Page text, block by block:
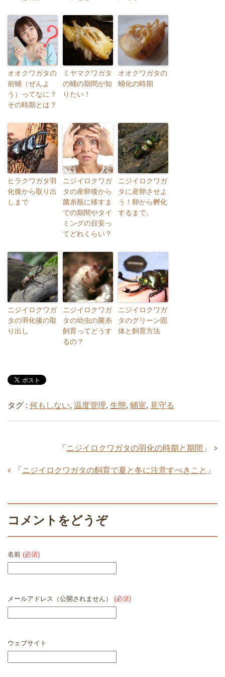
オオクワガタの
前蛹（ぜんよ
う）ってなに？
その時期とは？
ミヤマクワガタ
の蛹の期間が知
りたい！
オオクワガタの
蛹化の時期
ヒラクワガタ羽
化後から取り出
しまで
ニジイロクワガ
タの産卵後から
菌糸瓶に移すま
での期間やタイ
ミングの目安っ
てどれくらい？
ニジイロクワガ
タに産卵させよ
う！卵から孵化
するまで。
ニジイロクワガ
タの羽化後の取
り出し
ニジイロクワガ
タの幼虫の菌糸
飼育ってどうす
るの？
ニジイロクワガ
タのグリーン固
体と飼育方法
タグ : 何もしない, 温度管理, 生態, 蛹室, 見守る
「 ニジイロクワガタの羽化の時期と期間 」
「 ニジイロクワガタの飼育で夏と冬に注意すべきこと 」
コメントをどうぞ
名前 (必須)
メールアドレス（公開されません） (必須)
ウェブサイト